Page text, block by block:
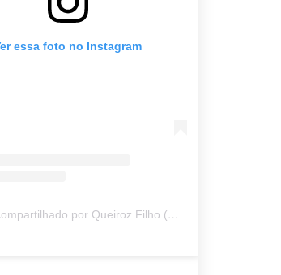
essa foto no Instagram
Um post compartilhado por Queiroz Filho (@queirozmfilho)